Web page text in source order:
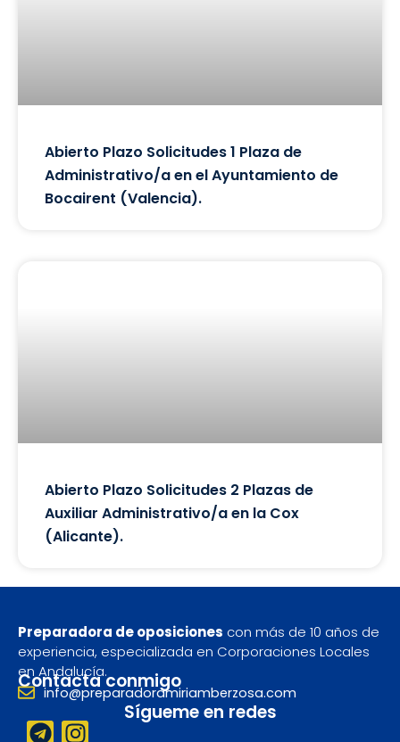
Abierto Plazo Solicitudes 1 Plaza de
Administrativo/a en el Ayuntamiento de
Bocairent (Valencia).
Abierto Plazo Solicitudes 2 Plazas de
Auxiliar Administrativo/a en la Cox
(Alicante).
Preparadora de oposiciones con más de 10 años de
experiencia, especializada en Corporaciones Locales
en Andalucía.
Contacta conmigo
info@preparadoramiriamberzosa.com
Sígueme en redes
T
I